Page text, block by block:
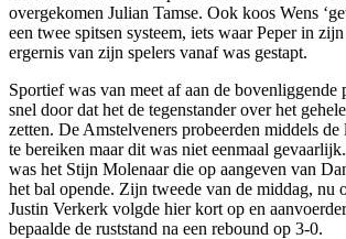
overgekomen Julian Tamse. Ook koos Wens
een twee spitsen systeem, iets waar Peper in
ergernis van zijn spelers vanaf was gestapt.
Sportief was van meet af aan de bovenliggende
snel door dat het de tegenstander over het
zetten. De Amstelveners probeerden middels de
te bereiken maar dit was niet eenmaal
was het Stijn Molenaar die op aangeven van
het bal opende. Zijn tweede van de middag, nu
Justin Verkerk volgde hier kort op en
bepaalde de ruststand na een rebound op 3-0.